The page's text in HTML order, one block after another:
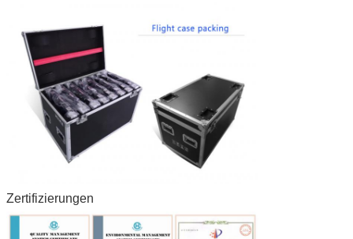
Zertifizierungen